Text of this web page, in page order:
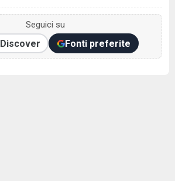
Seguici su
Discover Fonti preferite